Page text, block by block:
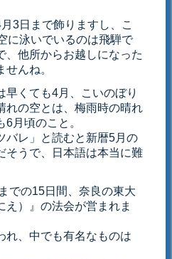
3日まで飾りますし、こ
に泳いでいるのは飛騨で
、他所からお越しになった
んね。
早くても4月、こいのぼり
れの空とは、梅雨時の晴れ
月頃のこと。
バレ」と読むと新暦5月の
そうで、日本語は本当に難
での15日間、奈良の東大
え）』の法会が営まれま
れ、中でも有名なものは